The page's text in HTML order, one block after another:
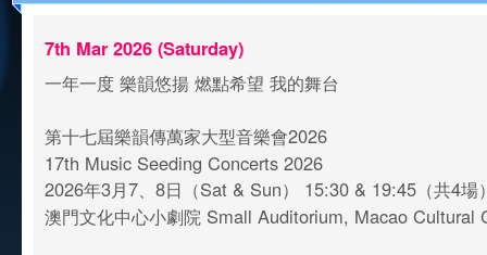
7th Mar 2026 (Saturday)
一年一度 樂韻悠揚 燃點希望 我的舞台
第十七屆樂韻傳萬家大型音樂會2026
17th Music Seeding Concerts 2026
2026年3月7、8日（Sat & Sun） 15:30 & 19:45（共4場
澳門文化中心小劇院 Small Auditorium, Macao Cultural